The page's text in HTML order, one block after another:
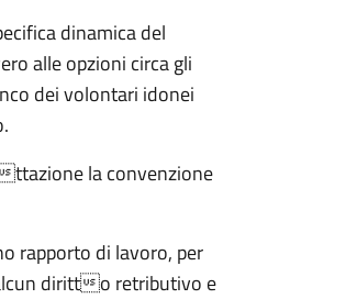
dinamica del
alle opzioni circa gli
dei volontari idonei
ttazione la convenzione
rapporto di lavoro, per
diritto retributivo e